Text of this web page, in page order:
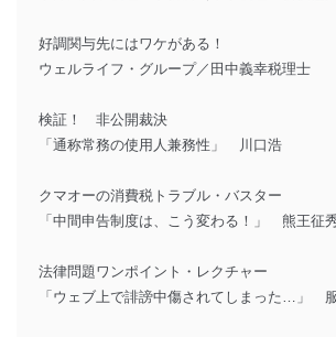
好調関与先にはワケがある！
ウェルライフ・グループ／田中義幸税理士
検証！ 非公開裁決
「通称常務の使用人兼務性」 川口浩
クマオーの消費税トラブル・バスター
「中間申告制度は、こう変わる！」 熊王征
法律問題ワンポイント・レクチャー
「ウェブ上で誹謗中傷されてしまった…」